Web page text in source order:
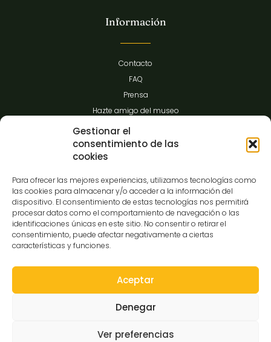
Gestionar el
consentimiento de las
cookies
Para ofrecer las mejores experiencias, utilizamos tecnologías como
las cookies para almacenar y/o acceder a la información del
dispositivo. El consentimiento de estas tecnologías nos permitirá
procesar datos como el comportamiento de navegación o las
identificaciones únicas en este sitio. No consentir o retirar el
consentimiento, puede afectar negativamente a ciertas
características y funciones.
Aceptar
Denegar
Ver preferencias
Información
Contacto
FAQ
Prensa
Hazte amigo del museo
Transparencia
C/Gibraltar,14
37008-Salamanca